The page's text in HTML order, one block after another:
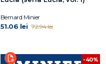
Bernard Minier
51.06 lei 72.94 lei
-40%